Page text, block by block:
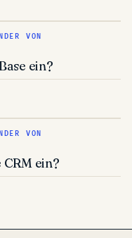
VON
ein?
VON
ein?